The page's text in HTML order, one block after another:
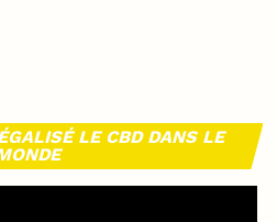
LE CBD DANS LE